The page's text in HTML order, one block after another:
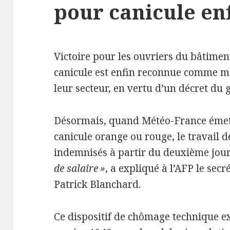
pour canicule
Victoire pour les ouvriers du
canicule est enfin reconnue comme
leur secteur, en vertu d’un décret
Désormais, quand Météo-France
canicule orange ou rouge, le travail
indemnisés à partir du deuxième
de salaire», a expliqué à l’AFP le
Patrick Blanchard.
Ce dispositif de chômage technique